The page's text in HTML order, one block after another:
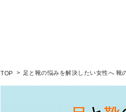
TOP 足と靴の悩みを解決したい女性へ 靴